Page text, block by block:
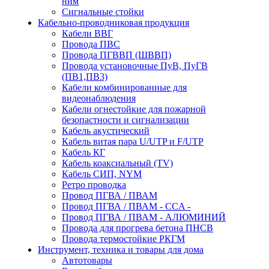
Сигнальные стойки
Кабельно-проводниковая продукция
Кабели ВВГ
Провода ПВС
Провода ПГВВП (ШВВП)
Провода установочные ПуВ, ПуГВ
(ПВ1,ПВ3)
Кабели комбинированные для
видеонаблюдения
Кабели огнестойкие для пожарной
безопастности и сигнализации
Кабель акустический
Кабель витая пара U/UTP и F/UTP
Кабель КГ
Кабель коаксиальный (TV)
Кабель СИП, NYM
Ретро проводка
Провод ПГВА / ПВАМ
Провод ПГВА / ПВАМ - CCA -
Провод ПГВА / ПВАМ - АЛЮМИНИЙ
Провода для прогрева бетона ПНСВ
Провода термостойкие РКГМ
Инструмент, техника и товары для дома
Автотовары